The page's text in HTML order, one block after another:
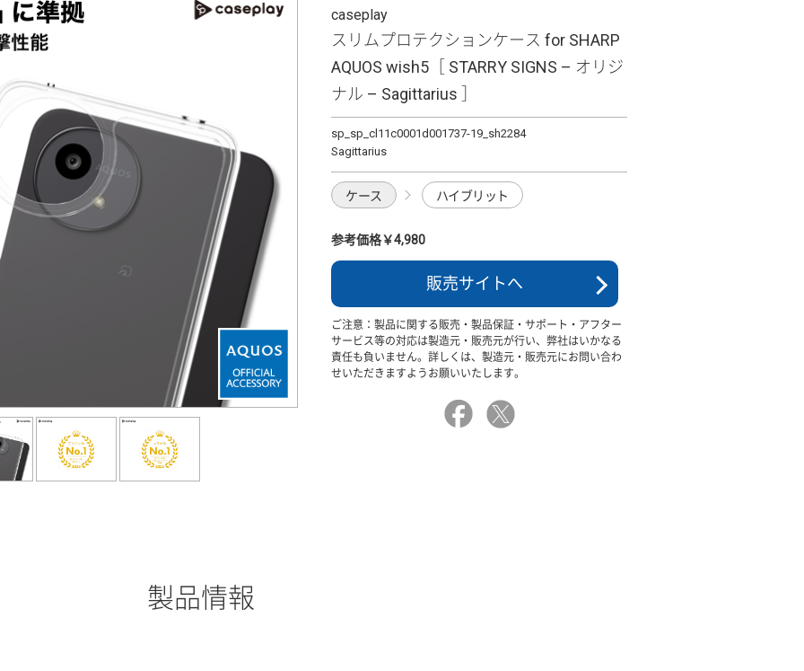
caseplay
スリムプロテクションケース for SHARP
AQUOS wish5［ STARRY SIGNS – オリジ
ナル – Sagittarius ］
sp_sp_cl11c0001d001737-19_sh2284
Sagittarius
ケース ハイブリット
参考価格￥4,980
販売サイトへ
ご注意：製品に関する販売・製品保証・サポート・アフター
サービス等の対応は製造元・販売元が行い、弊社はいかなる
責任も負いません。詳しくは、製造元・販売元にお問い合わ
せいただきますようお願いいたします。
製品情報